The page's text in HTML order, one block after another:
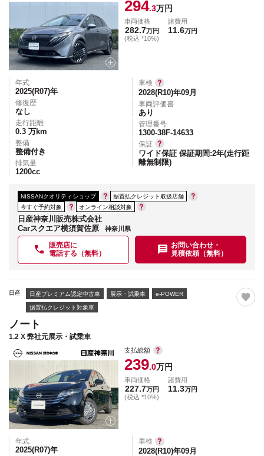
294.3万円
車両価格
282.7万円
(税込 *10%)
諸費用
11.6万円
年式
2025(R07)年
修復歴
なし
走行距離
0.3 万km
整備
整備付き
排気量
1200cc
車検
2028(R10)年09月
車両評価書
あり
管理番号
1300-38F-14633
保証
ワイド保証 保証期間:2年(走行距
離無制限)
NISSANクオリティショップ
据置払クレジット取扱店舗
今すぐ予約対象
オンライン相談対象
日産神奈川販売株式会社
Carスクエア横須賀佐原
神奈川県
販売店に
電話する（無料）
お問い合わせ・
見積依頼（無料）
日産 日産プレミアム認定中古車 展示・試乗車 e-POWER
据置払クレジット対象車
ノート
1.2 X 弊社元展示・試乗車
支払総額
239.0万円
車両価格
227.7万円
(税込 *10%)
諸費用
11.3万円
年式
2025(R07)年
車検
2028(R10)年09月